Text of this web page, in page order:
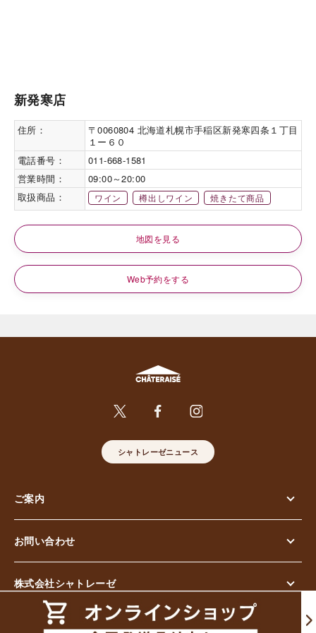
新発寒店
住所：
〒0060804 北海道札幌市手稲区新発寒四条１丁目
１ー６０
電話番号：
011-668-1581
営業時間：
09:00～20:00
取扱商品：
ワイン 樽出しワイン 焼きたて商品
地図を見る
Web予約をする
シャトレーゼニュース
ご案内
お問い合わせ
株式会社シャトレーゼ
© Chateraise Co.,Ltd. All Rights Reserved.